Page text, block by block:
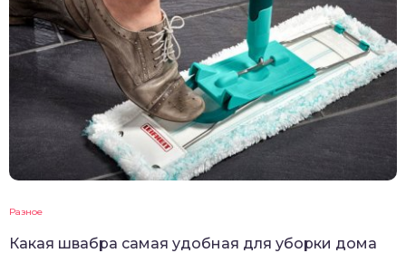
Разное
Какая швабра самая удобная для уборки дома